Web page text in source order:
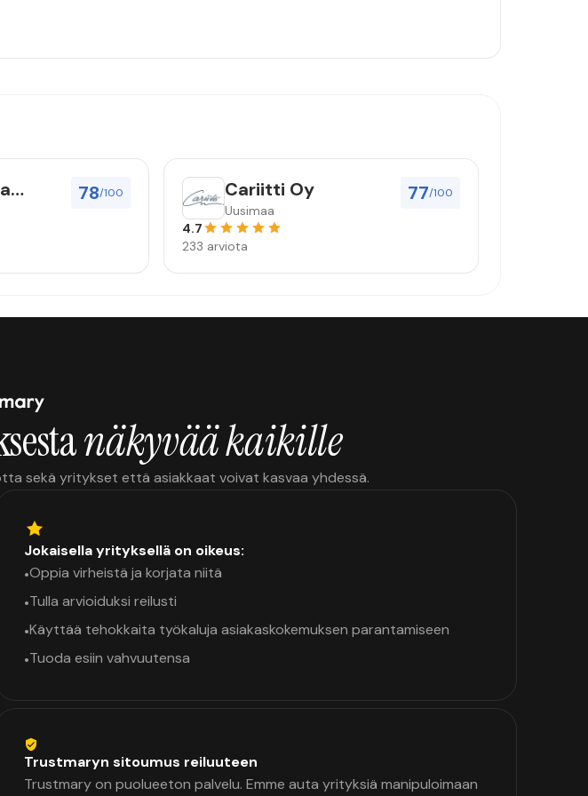
78/100 77/100
Cariitti Oy
Uusimaa
4.7
233 arviota
näkyvää kaikille
sekä yritykset että asiakkaat voivat kasvaa yhdessä.
Jokaisella yrityksellä on oikeus:
•Oppia virheistä ja korjata niitä
•Tulla arvioiduksi reilusti
•Käyttää tehokkaita työkaluja asiakaskokemuksen parantamiseen
•Tuoda esiin vahvuutensa
Trustmaryn sitoumus reiluuteen
Trustmary on puolueeton palvelu. Emme auta yrityksiä manipuloimaan